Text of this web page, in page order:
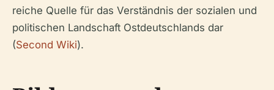
reiche Quelle für das Verständnis der sozialen und
politischen Landschaft Ostdeutschlands dar
(Second Wiki).